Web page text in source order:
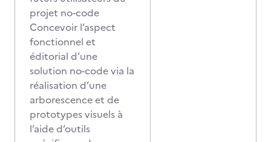
projet no-code
Concevoir l’aspect
fonctionnel et
éditorial d’une
solution no-code via la
réalisation d’une
arborescence et de
prototypes visuels à
l’aide d’outils